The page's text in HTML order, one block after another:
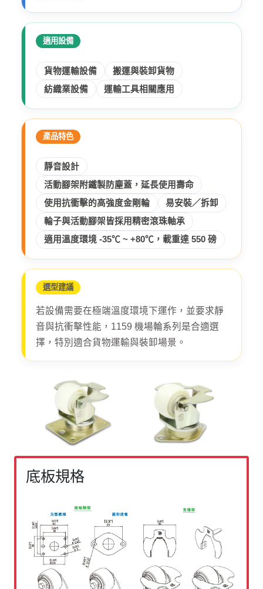
適用設備
貨物運輸設備
搬運與裝卸貨物
紡織業設備
運輸工具相關應用
產品特色
靜音設計
活動腳架附鐵製防塵蓋，延長使用壽命
使用抗衝擊的高強度金剛輪
易安裝／拆卸
輪子與活動腳架皆採用精密滾珠軸承
適用溫度環境 -35℃ ~ +80℃，載重達 550 磅
選型建議
若設備需要在極端溫度環境下運作，並要求靜
音與抗衝擊性能，1159 機場輪系列是合適選
擇，特別適合貨物運輸與裝卸場景。
底板規格